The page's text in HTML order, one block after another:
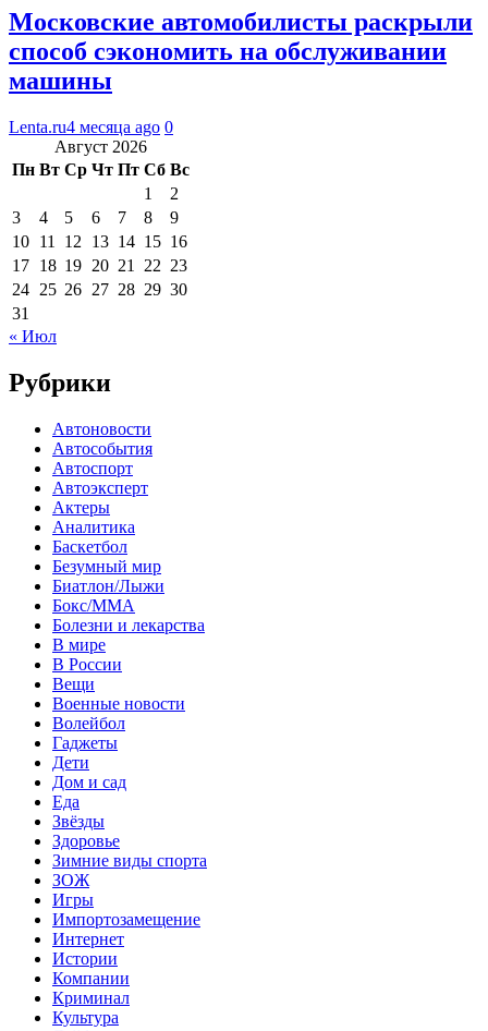
Московские автомобилисты раскрыли
способ сэкономить на обслуживании
машины
Lenta.ru4 месяца ago 0
Август 2026
Пн Вт Ср Чт Пт Сб Вс
1
2
3
4 5 6 7 8
9
10 11 12 13 14 15 16
17 18 19 20 21 22 23
24 25 26 27 28 29 30
31
« Июл
Рубрики
Автоновости
Автособытия
Автоспорт
Автоэксперт
Актеры
Аналитика
Баскетбол
Безумный мир
Биатлон/Лыжи
Бокс/MMA
Болезни и лекарства
В мире
В России
Вещи
Военные новости
Волейбол
Гаджеты
Дети
Дом и сад
Еда
Звёзды
Здоровье
Зимние виды спорта
ЗОЖ
Игры
Импортозамещение
Интернет
Истории
Компании
Криминал
Культура